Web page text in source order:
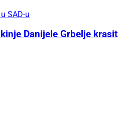
SAD-u
Danijele Grbelje krasit